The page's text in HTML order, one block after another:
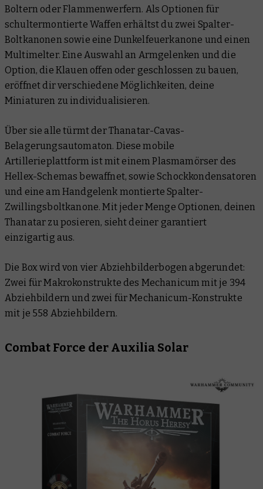
Boltern oder Flammenwerfern. Als Optionen für
schultermontierte Waffen erhältst du zwei Spalter-
Boltkanonen sowie eine Dunkelfeuerkanone und einen
Multimelter. Eine Auswahl an Armgelenken und die
Option, die Klauen offen oder geschlossen zu bauen,
eröffnet dir verschiedene Möglichkeiten, deine
Miniaturen zu individualisieren.
Über sie alle türmt der Thanatar-Cavas-
Belagerungsautomaton. Diese mobile
Artillerieplattform ist mit einem Plasmamörser des
Hellex-Schemas bewaffnet, sowie Schockkondensatoren
und eine am Handgelenk montierte Spalter-
Zwillingsboltkanone. Mit jeder Menge Optionen, deinen
Thanatar zu posieren, sieht deiner garantiert
einzigartig aus.
Die Box wird von vier Abziehbilderbogen abgerundet:
Zwei für Makrokonstrukte des Mechanicum mit je 394
Abziehbildern und zwei für Mechanicum-Konstrukte
mit je 558 Abziehbildern.
Combat Force der Auxilia Solar